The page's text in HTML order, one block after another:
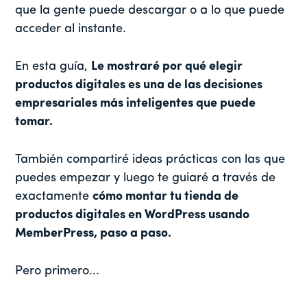
que la gente puede descargar o a lo que puede
acceder al instante.
En esta guía, Le mostraré por qué elegir
productos digitales es una de las decisiones
empresariales más inteligentes que puede
tomar.
También compartiré ideas prácticas con las que
puedes empezar y luego te guiaré a través de
exactamentecómo montar tu tienda de
productos digitales en WordPress usando
MemberPress, paso a paso.
Pero primero...